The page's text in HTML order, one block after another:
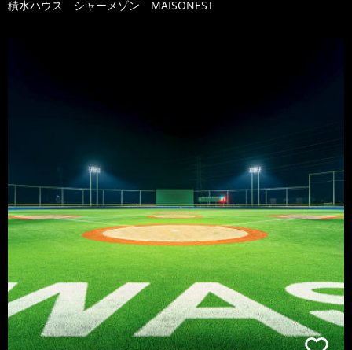
積水ハウス シャーメゾン MAISONEST